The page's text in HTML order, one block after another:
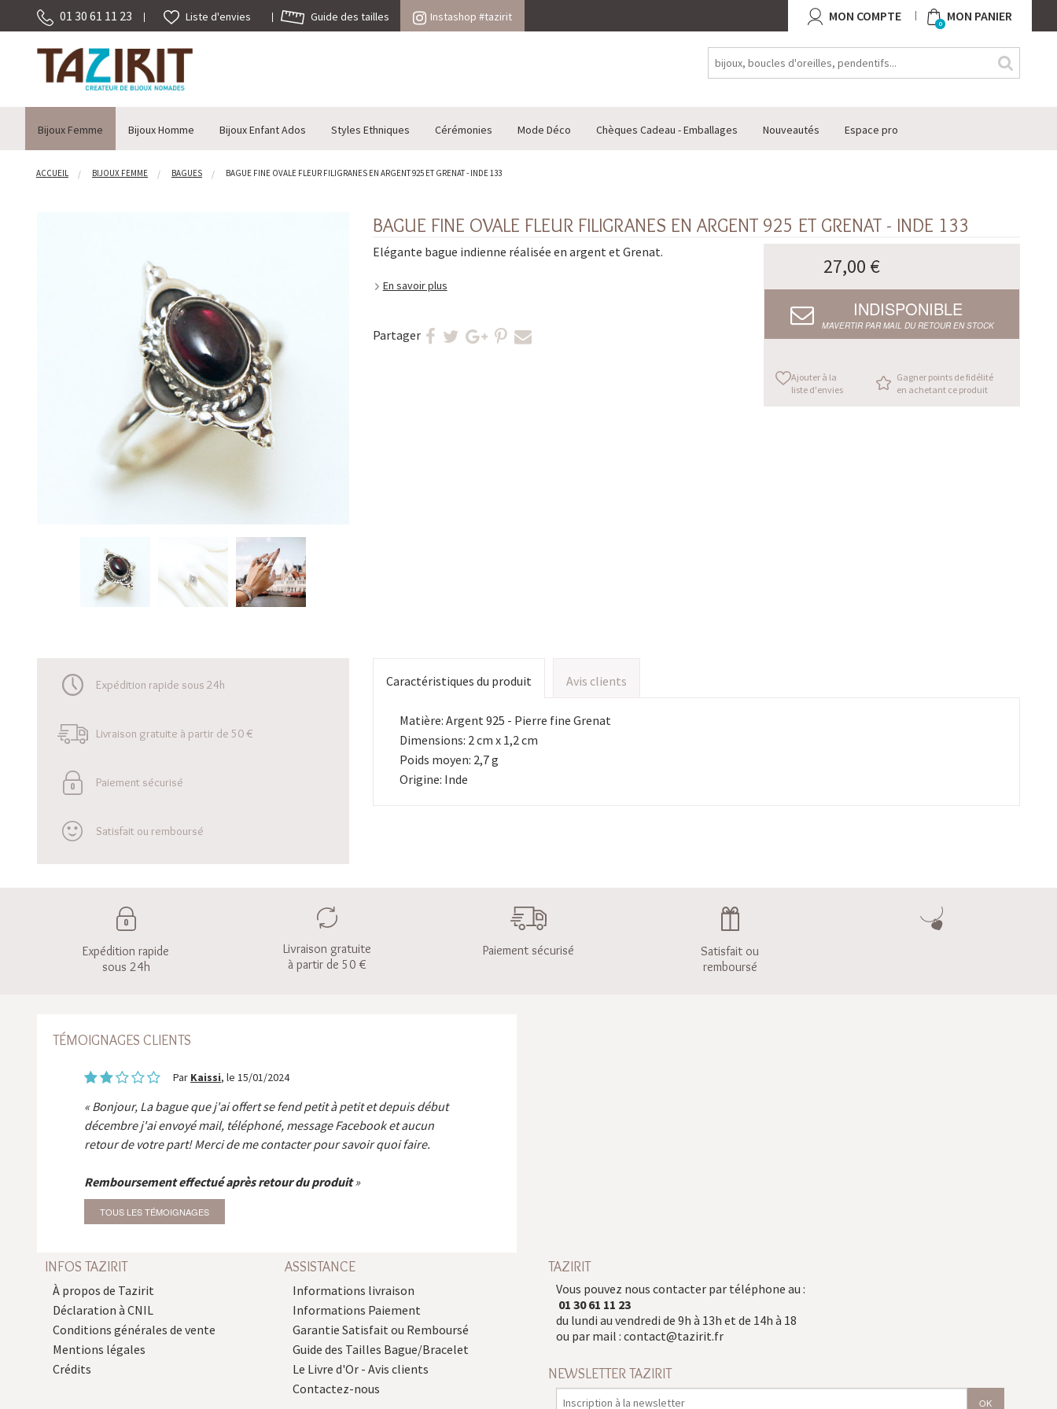
01 30 61 11 23 Liste d'envies Guide des tailles Instashop #tazirit MON COMPTE 0 MON PANIER
Bijoux Femme Bijoux Homme Bijoux Enfant Ados Styles Ethniques Cérémonies Mode Déco Chèques Cadeau - Emballages Nouveautés Espace pro
ACCUEIL BIJOUX FEMME BAGUES BAGUE FINE OVALE FLEUR FILIGRANES EN ARGENT 925 ET GRENAT - INDE 133
BAGUE FINE OVALE FLEUR FILIGRANES EN ARGENT 925 ET GRENAT - INDE 133
Elégante bague indienne réalisée en argent et Grenat.
En savoir plus
Partager
27,00 €
INDISPONIBLE
M’AVERTIR PAR MAIL DU RETOUR EN STOCK
Ajouter à la
liste d'envies
Gagner points de fidélité
en achetant ce produit
Expédition rapide sous 24h
Livraison gratuite à partir de 50 €
Paiement sécurisé
Satisfait ou remboursé
Caractéristiques du produit Avis clients
Matière: Argent 925 - Pierre fine Grenat
Dimensions: 2 cm x 1,2 cm
Poids moyen: 2,7 g
Origine: Inde
Expédition rapide
sous 24h
Livraison gratuite
à partir de 50 €
Paiement sécurisé
Satisfait ou
remboursé
TÉMOIGNAGES CLIENTS
Par Kaissi, le 15/01/2024
Bonjour, La bague que j'ai offert se fend petit à petit et depuis début
décembre j'ai envoyé mail, téléphoné, message Facebook et aucun
retour de votre part! Merci de me contacter pour savoir quoi faire.
Remboursement effectué après retour du produit
TOUS LES TÉMOIGNAGES
INFOS TAZIRIT
À propos de Tazirit
Déclaration à CNIL
Conditions générales de vente
Mentions légales
Crédits
ASSISTANCE
Informations livraison
Informations Paiement
Garantie Satisfait ou Remboursé
Guide des Tailles Bague/Bracelet
Le Livre d'Or - Avis clients
Contactez-nous
TAZIRIT
Vous pouvez nous contacter par téléphone au :
01 30 61 11 23
du lundi au vendredi de 9h à 13h et de 14h à 18
ou par mail : contact@tazirit.fr
NEWSLETTER TAZIRIT